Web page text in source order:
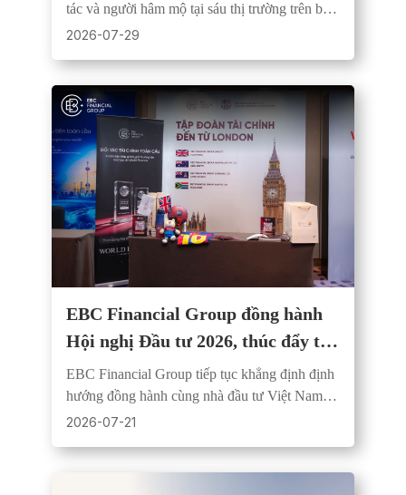
tác và người hâm mộ tại sáu thị trường trên ba
châu lục qua chuỗi sự kiện bóng đá trực tiếp
2026-07-29
EBC Financial Group đồng hành
Hội nghị Đầu tư 2026, thúc đẩy tư
duy tài chính chuyên nghiệp
EBC Financial Group tiếp tục khẳng định định
hướng đồng hành cùng nhà đầu tư Việt Nam
thông qua tri thức thị trường, công nghệ và
2026-07-21